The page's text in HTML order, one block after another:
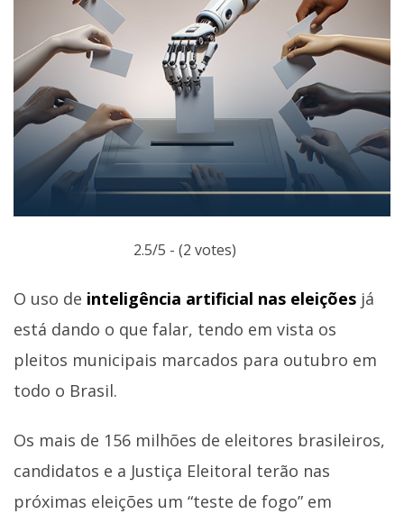
2.5/5 - (2 votes)
O uso de inteligência artificial nas eleições já
está dando o que falar, tendo em vista os
pleitos municipais marcados para outubro em
todo o Brasil.
Os mais de 156 milhões de eleitores brasileiros,
candidatos e a Justiça Eleitoral terão nas
próximas eleições um “teste de fogo” em